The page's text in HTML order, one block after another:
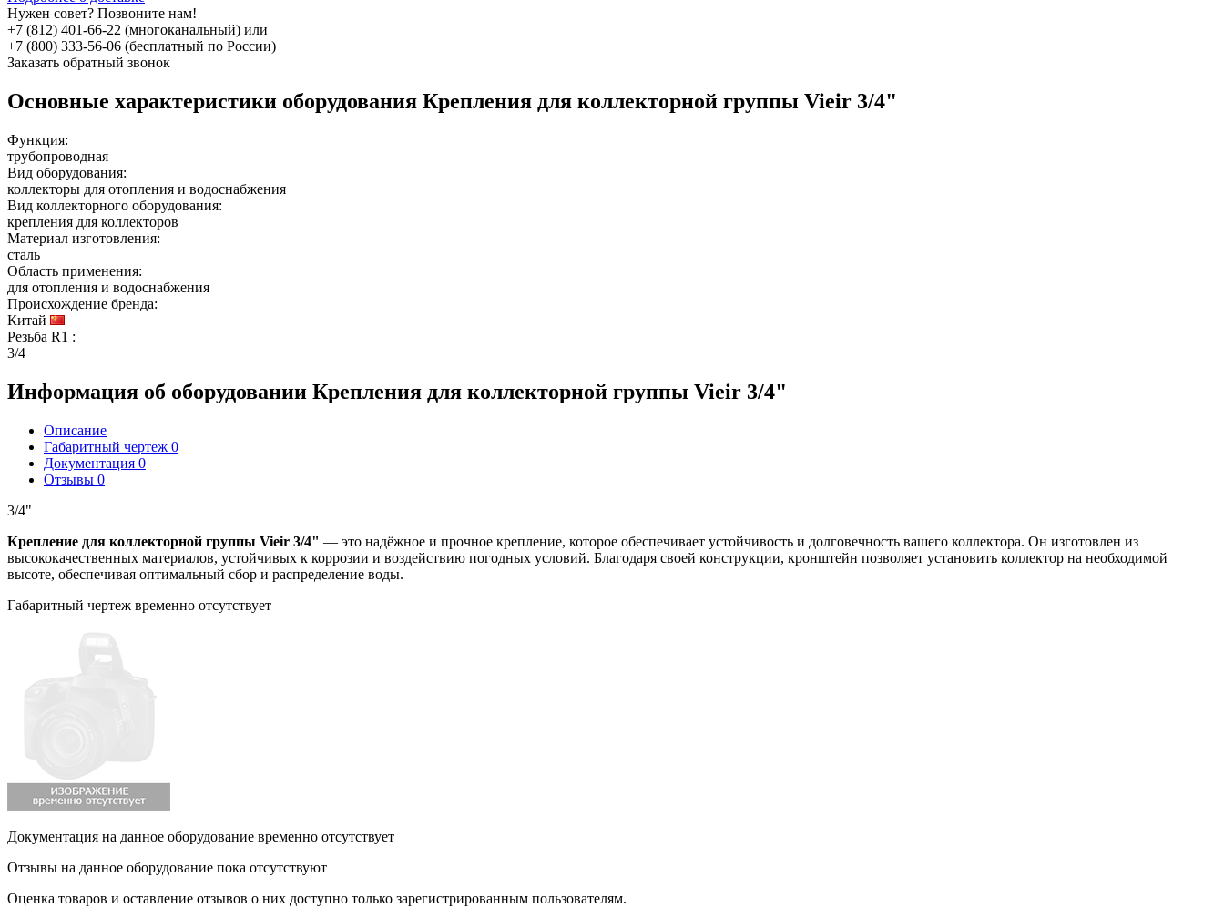
Нужен совет? Позвоните нам!
+7 (812) 401-66-22 (многоканальный) или
+7 (800) 333-56-06 (бесплатный по России)
Заказать обратный звонок
Основные характеристики оборудования Крепления для коллекторной группы Vieir 3/4"
Функция:
трубопроводная
Вид оборудования:
коллекторы для отопления и водоснабжения
Вид коллекторного оборудования:
крепления для коллекторов
Материал изготовления:
сталь
Область применения:
для отопления и водоснабжения
Происхождение бренда:
Китай
Резьба R1 :
3/4
Информация об оборудовании Крепления для коллекторной группы Vieir 3/4"
Описание
Габаритный чертеж 0
Документация 0
Отзывы 0
3/4"
Крепление для коллекторной группы Vieir 3/4" — это надёжное и прочное крепление, которое обеспечивает устойчивость и долговечность вашего коллектора. Он изготовлен из
высококачественных материалов, устойчивых к коррозии и воздействию погодных условий. Благодаря своей конструкции, кронштейн позволяет установить коллектор на необходимой
высоте, обеспечивая оптимальный сбор и распределение воды.
Габаритный чертеж временно отсутствует
Документация на данное оборудование временно отсутствует
Отзывы на данное оборудование пока отсутствуют
Оценка товаров и оставление отзывов о них доступно только зарегистрированным пользователям.